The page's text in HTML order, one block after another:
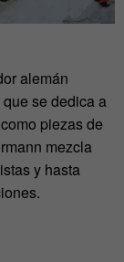
alemán
se dedica a
piezas de
mezcla
y hasta